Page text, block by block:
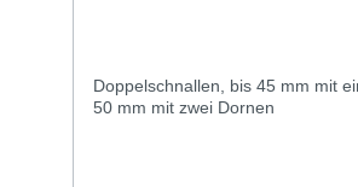
Doppelschnallen, bis 45 mm mit
50 mm mit zwei Dornen